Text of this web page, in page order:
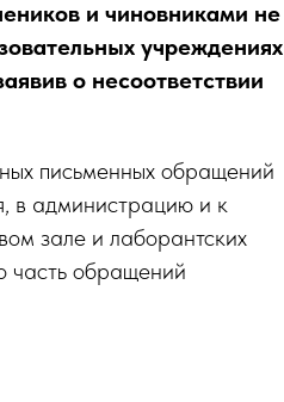
и чиновниками не
учреждениях
о несоответствии
письменных обращений
в администрацию и к
зале и лаборантских
часть обращений